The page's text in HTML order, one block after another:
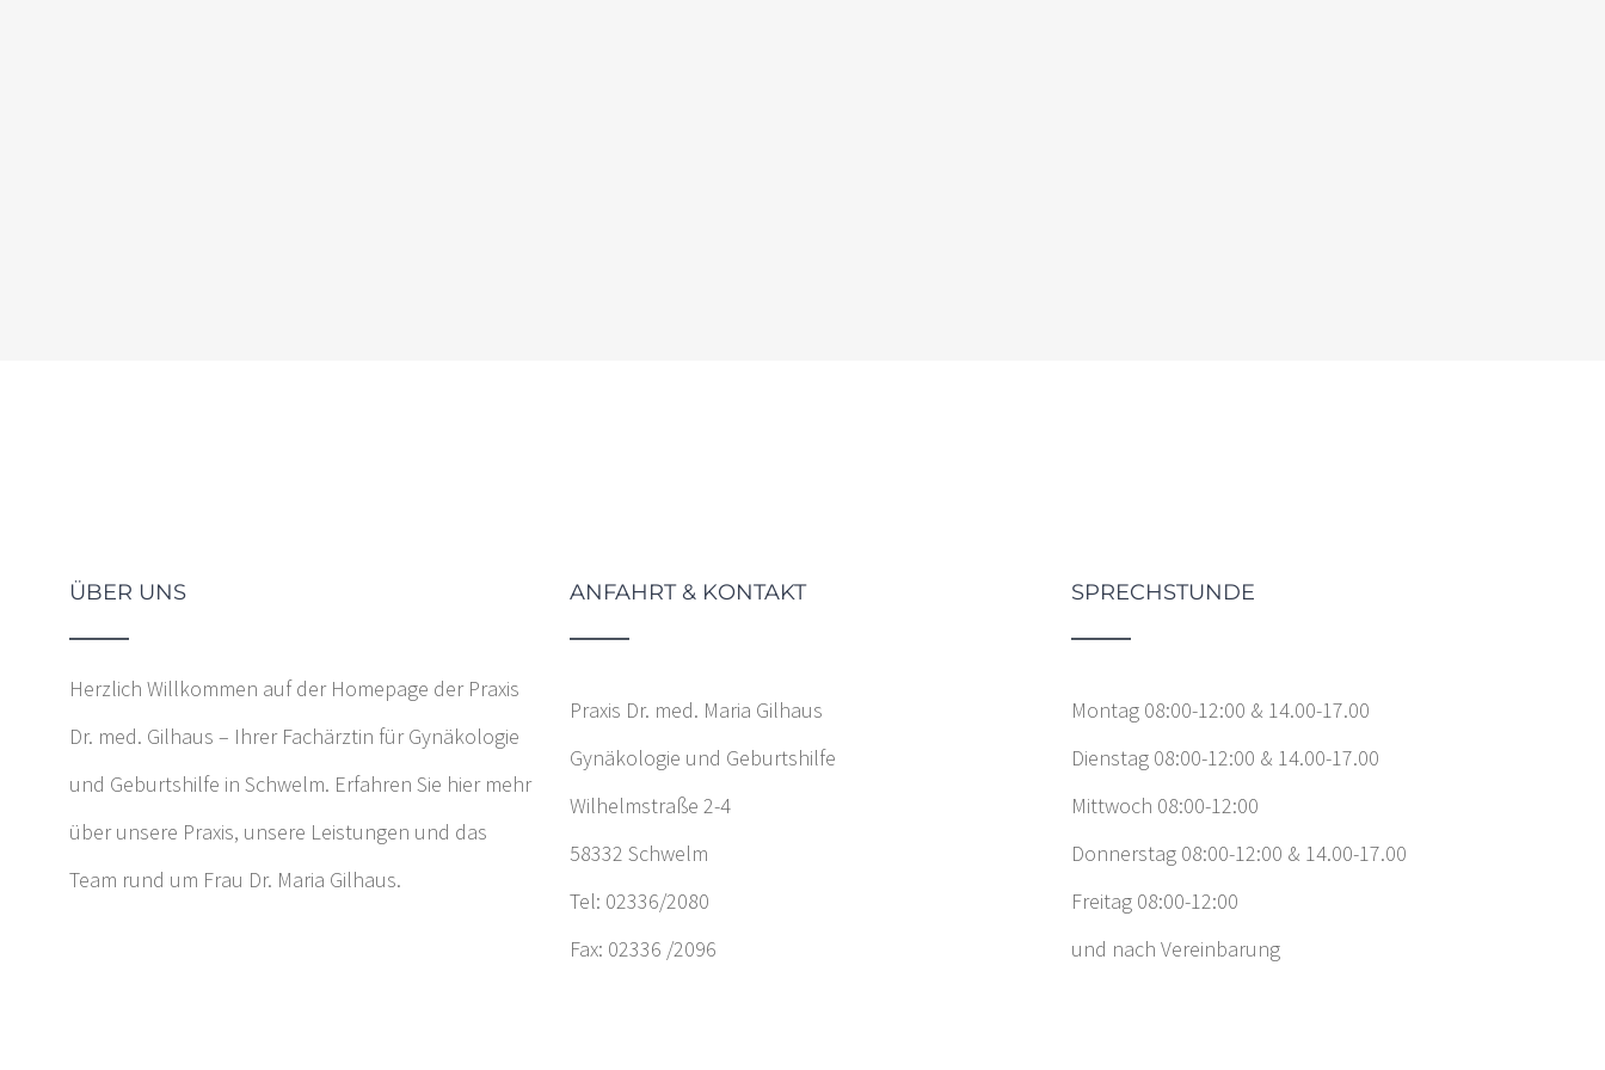
ÜBER UNS
Herzlich Willkommen auf der Homepage der Praxis
Dr. med. Gilhaus – Ihrer Fachärztin für Gynäkologie
und Geburtshilfe in Schwelm. Erfahren Sie hier mehr
über unsere Praxis, unsere Leistungen und das
Team rund um Frau Dr. Maria Gilhaus.
ANFAHRT & KONTAKT
Praxis Dr. med. Maria Gilhaus
Gynäkologie und Geburtshilfe
Wilhelmstraße 2-4
58332 Schwelm
Tel: 02336/2080
Fax: 02336 /2096
SPRECHSTUNDE
Montag 08:00-12:00 & 14.00-17.00
Dienstag 08:00-12:00 & 14.00-17.00
Mittwoch 08:00-12:00
Donnerstag 08:00-12:00 & 14.00-17.00
Freitag 08:00-12:00
und nach Vereinbarung